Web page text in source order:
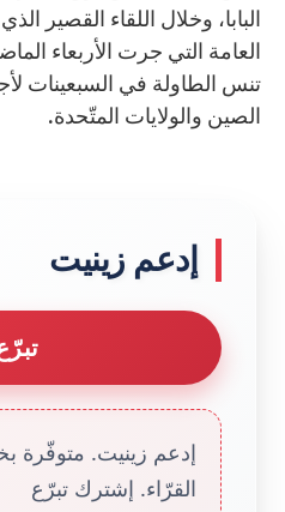
البابا، وخلال اللقاء القصير
تنس الطاولة في السبعينات
الصين والولايات المتّحدة.
إدعم زينيت
إدعم زينيت. متوفّرة
القرّاء. إشترك تبرّع